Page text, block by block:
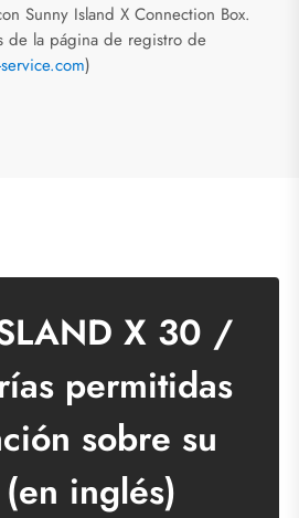
Sunny Island X Connection Box.
de la página de registro de
)
X 30 /
permitidas
sobre su
inglés)